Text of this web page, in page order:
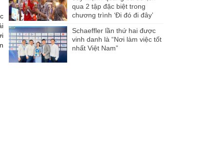
qua 2 tập đặc biệt trong
chương trình ‘Đi đó đi đây’
Schaeffler lần thứ hai được
vinh danh là “Nơi làm việc tốt
nhất Việt Nam”